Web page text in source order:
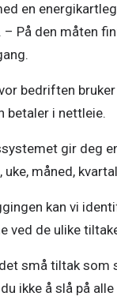
en
På den måten
bedriften
betaler i nettleie.
gir deg
måned,
kan vi
ved de ulike
små tiltak som
ikke å slå på